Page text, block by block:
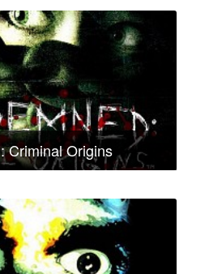
Criminal Origins